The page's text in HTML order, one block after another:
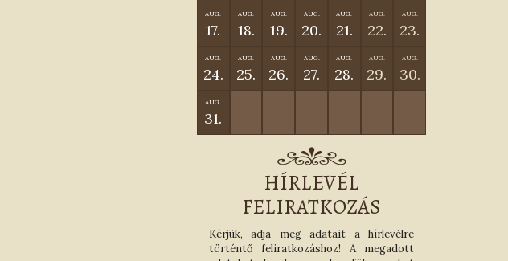
AUG.
17.
AUG.
18.
AUG.
19.
AUG.
20.
AUG.
21.
AUG.
22.
AUG.
23.
AUG.
24.
AUG.
25.
AUG.
26.
AUG.
27.
AUG.
28.
AUG.
29.
AUG.
30.
AUG.
31.
HÍRLEVÉL
FELIRATKOZÁS
Kérjük, adja meg adatait a hírlevélre
történtő feliratkozáshoz! A megadott